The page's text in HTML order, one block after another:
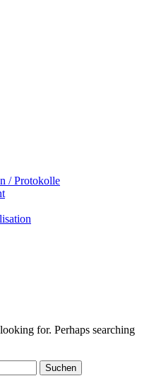
/ Protokolle
for. Perhaps searching